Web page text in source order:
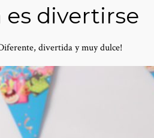
divertirse
divertida y muy dulce!